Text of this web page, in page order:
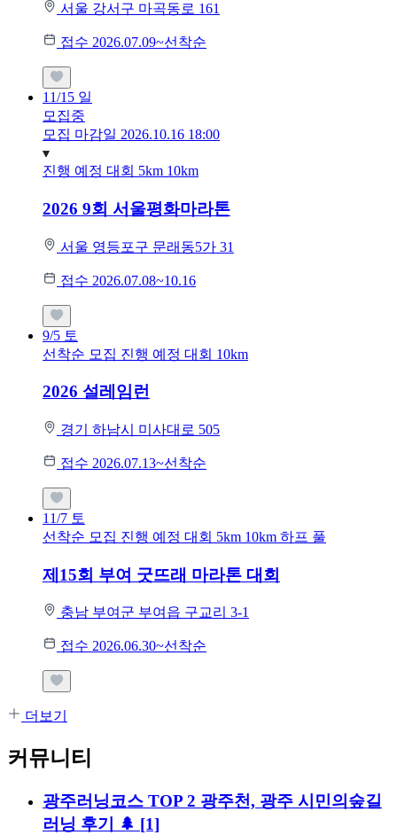
서울 강서구 마곡동로 161
접수 2026.07.09~선착순
11/15 일
모집중
모집 마감일 2026.10.16 18:00
진행 예정 대회 5km 10km
2026 9회 서울평화마라톤
서울 영등포구 문래동5가 31
접수 2026.07.08~10.16
9/5 토
선착순 모집 진행 예정 대회 10km
2026 설레임런
경기 하남시 미사대로 505
접수 2026.07.13~선착순
11/7 토
선착순 모집 진행 예정 대회 5km 10km 하프 풀
제15회 부여 굿뜨래 마라톤 대회
충남 부여군 부여읍 구교리 3-1
접수 2026.06.30~선착순
더보기
커뮤니티
광주러닝코스 TOP 2 광주천, 광주 시민의숲길
러닝 후기 🌲 [1]